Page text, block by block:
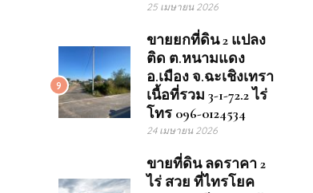
25 เมษายน 2026
9
ขายยกที่ดิน 2 แปลง
ติด ต.หนามแดง
อ.เมือง จ.ฉะเชิงเทรา
เนื้อที่รวม 3-1-72.2 ไร่
โทร 096-0124534
24 เมษายน 2026
ขายที่ดิน ลดราคา 2
ไร่ สวย ที่ไทรโยค